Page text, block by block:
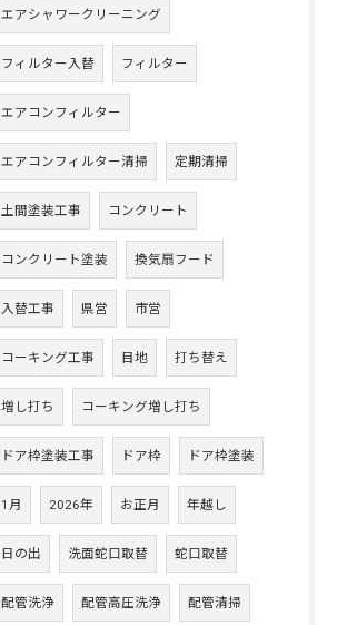
エアシャワークリーニング
フィルター入替 フィルター
エアコンフィルター
エアコンフィルター清掃 定期清掃
土間塗装工事 コンクリート
コンクリート塗装 換気扇フード
入替工事 県営 市営
コーキング工事 目地 打ち替え
増し打ち コーキング増し打ち
ドア枠塗装工事 ドア枠 ドア枠塗装
1月 2026年 お正月 年越し
日の出 洗面蛇口取替 蛇口取替
配管洗浄 配管高圧洗浄 配管清掃